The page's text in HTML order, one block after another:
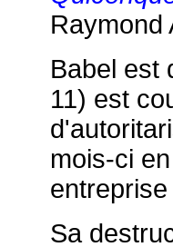
Raymond
Babel est
11) est
mois-ci
Sa